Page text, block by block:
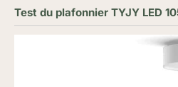
Test du plafonnier TYJY LED